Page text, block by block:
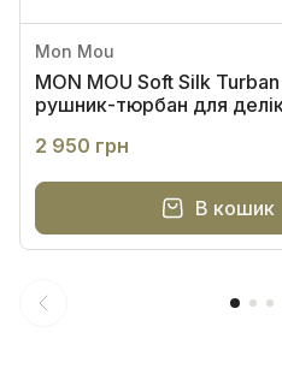
Mon Mou
MON MOU Soft Silk
рушник-тюрбан для
2 950 грн
В кошик